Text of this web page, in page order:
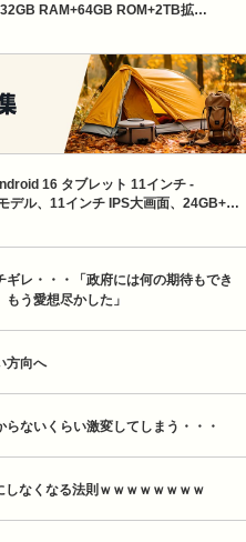
RAM+64GB ROM+2TB拡…
16 タブレット 11インチ -
デル、11インチ IPS大画面、24GB+…
レ・・・「政府には何の期待もでき
う愛想尽かした」
方向へ
らないくらい激変してしまう・・・
しなくなる法則ｗｗｗｗｗｗｗｗ